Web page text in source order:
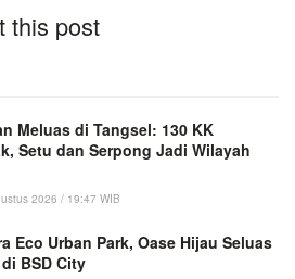
this post
Meluas di Tangsel: 130 KK
Setu dan Serpong Jadi Wilayah
2026 / 19:47 WIB
Eco Urban Park, Oase Hijau Seluas
BSD City